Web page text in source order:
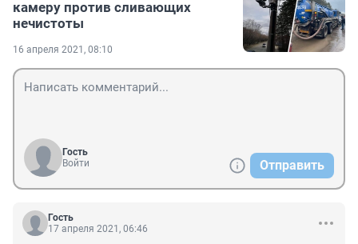
камеру против сливающих
нечистоты
16 апреля 2021, 08:10
Гость
Войти
Отправить
Гость
17 апреля 2021, 06:46